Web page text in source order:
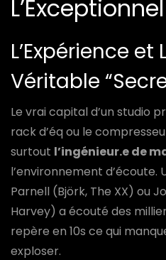
L’Exceptionnel
L’Expérience et
Véritable
Le vrai capital d’un studio
rack d’éq ou le
surtout l’ingénieur.e de
l’environnement d’écoute.
Parnell (Björk, The XX) ou
Harvey) a écouté des
repère en 10s ce qui
exploser.